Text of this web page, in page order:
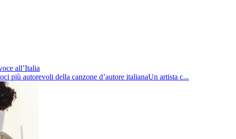
all’Italia
più autorevoli della canzone d’autore italianaUn artista c...